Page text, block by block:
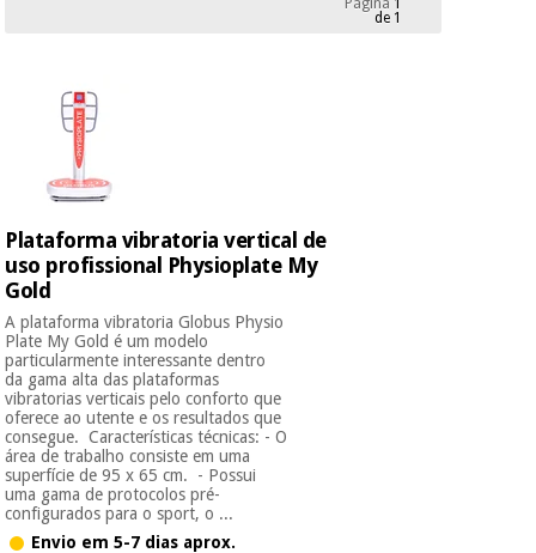
Ofertas
Outlet
Fisaude
Tech
Academy
Fisaude
Aluguer
chinesa
Mobiliário
Gabinetes
terapêuticos
Material de
proteção
essencial
para
coronavirus
Aerobic,
fitness
e
pilates
Novidades
Ofertas
Outlet
Fisaude
Tech
Academy
sanitário
Medicina
tradicional
Mobiliário
clínico
Gabinetes
terapêuticos
Material de
proteção
essencial
Página 1
de 1
Plataforma vibratoria vertical de
uso profissional Physioplate My
Gold
A plataforma vibratoria Globus Physio
Plate My Gold é um modelo
particularmente interessante dentro
da gama alta das plataformas
vibratorias verticais pelo conforto que
oferece ao utente e os resultados que
consegue. Características técnicas: - O
área de trabalho consiste em uma
superfície de 95 x 65 cm. - Possui
uma gama de protocolos pré-
configurados para o sport, o ...
Envio em 5-7 dias aprox.